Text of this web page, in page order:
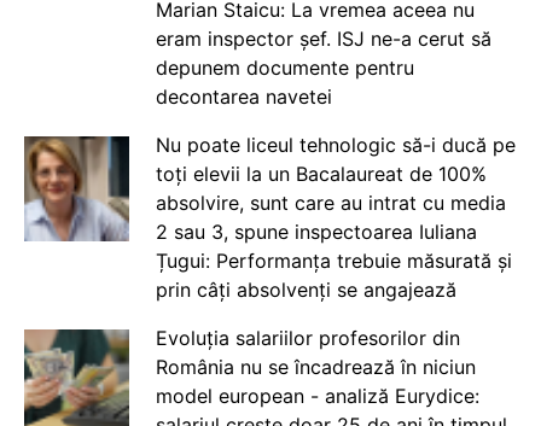
Marian Staicu: La vremea aceea nu
eram inspector șef. ISJ ne-a cerut să
depunem documente pentru
decontarea navetei
Nu poate liceul tehnologic să-i ducă pe
toți elevii la un Bacalaureat de 100%
absolvire, sunt care au intrat cu media
2 sau 3, spune inspectoarea Iuliana
Țugui: Performanța trebuie măsurată și
prin câți absolvenți se angajează
Evoluția salariilor profesorilor din
România nu se încadrează în niciun
model european - analiză Eurydice: